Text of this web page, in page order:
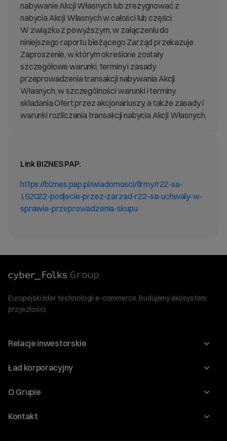
nabywanie Akcji Własnych lub zrezygnować z
nabycia Akcji Własnych w całości lub części.
W związku z powyższym, w załączeniu do
niniejszego raportu bieżącego Zarząd przekazuje
Zaproszenie, w którym określone zostały
szczegółowe warunki, terminy i zasady
przeprowadzenia transakcji nabywania Akcji
Własnych, w szczególności warunki i terminy
składania Ofert przez akcjonariuszy, a także zasady i
warunki rozliczania transakcji nabycia Akcji Własnych.
Link BIZNES PAP:
https://biznes.pap.pl/wiadomosci/firmy/r22-sa-
152022-podjecie-przez-zarzad-r22-sa-uchwaly-w-
sprawie-przeprowadzenia-skupu
Europejski lider technologii e-commerce. Budujemy ekosystem
przyszłości.
Relacje inwestorskie
Raporty
Ład korporacyjny
Walne Zgromadzenia
O Grupie
O Spółce
Kontakt